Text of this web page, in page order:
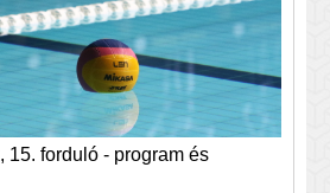
15. forduló - program és